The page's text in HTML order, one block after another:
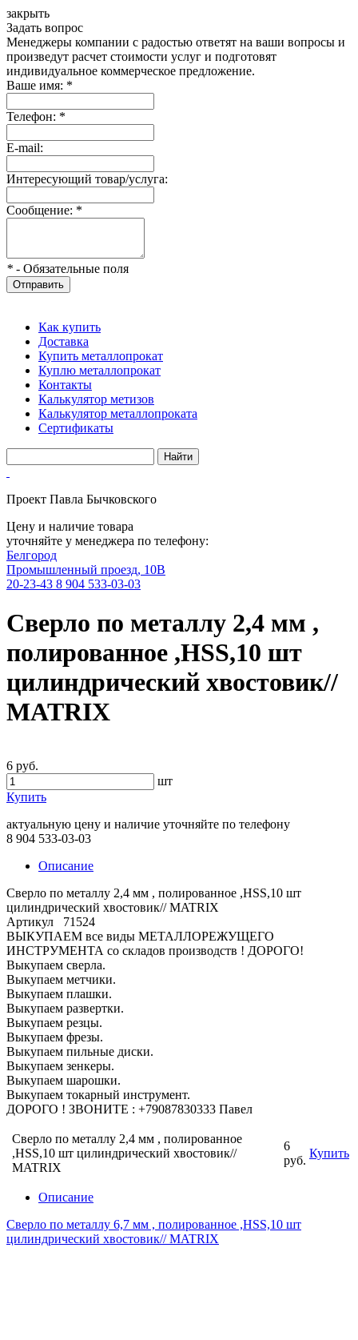
закрыть
Задать вопрос
Менеджеры компании с радостью ответят на ваши вопросы и
произведут расчет стоимости услуг и подготовят
индивидуальное коммерческое предложение.
Ваше имя: *
Телефон: *
E-mail:
Интересующий товар/услуга:
Сообщение: *
* - Обязательные поля
Отправить
Как купить
Доставка
Купить металлопрокат
Куплю металлопрокат
Контакты
Калькулятор метизов
Калькулятор металлопроката
Сертификаты
Проект Павла Бычковского
Цену и наличие товара
уточняйте у менеджера по телефону:
Белгород
Промышленный проезд, 10В
20-23-43 8 904 533-03-03
Сверло по металлу 2,4 мм ,
полированное ,HSS,10 шт
цилиндрический хвостовик//
MATRIX
6 руб.
шт
Купить
актуальную цену и наличие уточняйте по телефону
8 904 533-03-03
Описание
Сверло по металлу 2,4 мм , полированное ,HSS,10 шт
цилиндрический хвостовик// MATRIX
Артикул 71524
ВЫКУПАЕМ все виды МЕТАЛЛОРЕЖУЩЕГО
ИНСТРУМЕНТА со складов производств ! ДОРОГО!
Выкупаем сверла.
Выкупаем метчики.
Выкупаем плашки.
Выкупаем развертки.
Выкупаем резцы.
Выкупаем фрезы.
Выкупаем пильные диски.
Выкупаем зенкеры.
Выкупаем шарошки.
Выкупаем токарный инструмент.
ДОРОГО ! ЗВОНИТЕ : +79087830333 Павел
Сверло по металлу 2,4 мм , полированное
,HSS,10 шт цилиндрический хвостовик//
MATRIX
6
руб.
Купить
Описание
Сверло по металлу 6,7 мм , полированное ,HSS,10 шт
цилиндрический хвостовик// MATRIX